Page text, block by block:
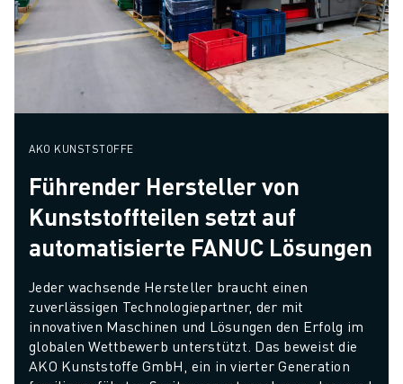
AKO KUNSTSTOFFE
Führender Hersteller von
Kunststoffteilen setzt auf
automatisierte FANUC Lösungen
Jeder wachsende Hersteller braucht einen
zuverlässigen Technologiepartner, der mit
innovativen Maschinen und Lösungen den Erfolg im
globalen Wettbewerb unterstützt. Das beweist die
AKO Kunststoffe GmbH, ein in vierter Generation